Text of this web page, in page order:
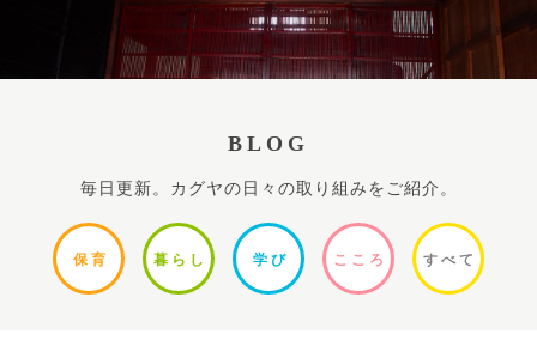
BLOG
毎日更新。カグヤの日々の取り組みをご紹介。
保 育 暮ら し 学 び ここ ろ すべて